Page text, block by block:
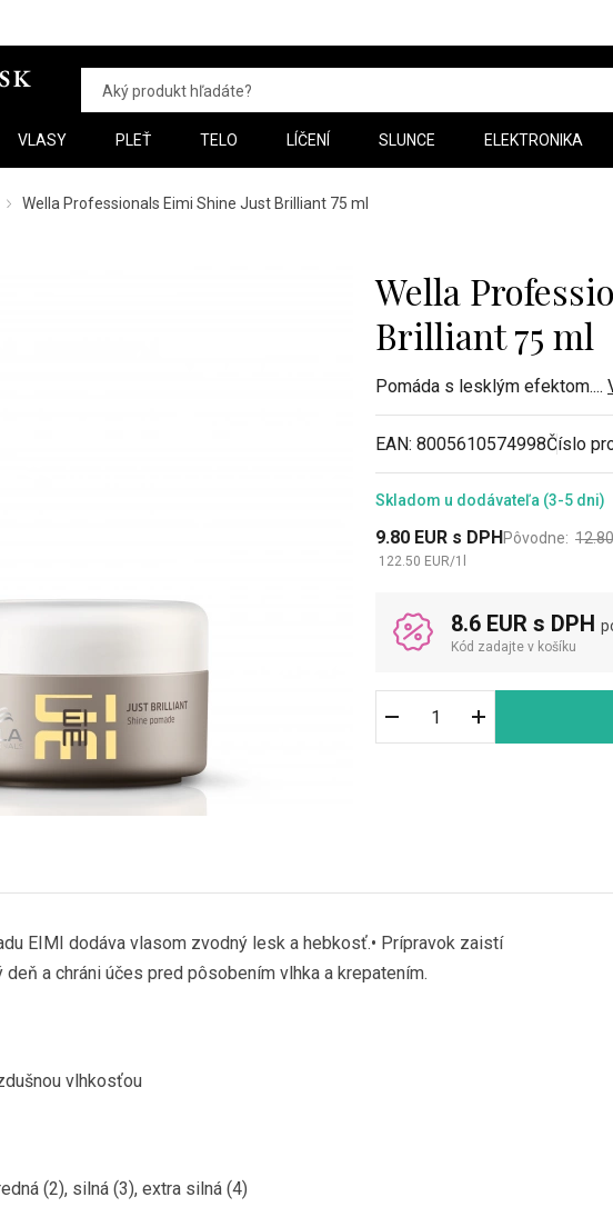
VLASY PLEŤ TELO LÍČENÍ SLUNCE ELEKTRONIKA
Wella Professionals Eimi Shine Just Brilliant 75 ml
Wella
Brilliant 75 ml
Pomáda s lesklým efektom....
EAN: 8005610574998Číslo
Skladom u dodávateľa (3-5 dni)
9.80 EUR s DPH
122.50 EUR/1
Pôvodne: 12.80
8.6 EUR s DPH
Kód zadajte v košíku
EIMI dodáva vlasom zvodný lesk a hebkosť.• Prípravok zaistí
a chráni účes pred pôsobením vlhka a krepatením.
vlhkosťou
(2), silná (3), extra silná (4)